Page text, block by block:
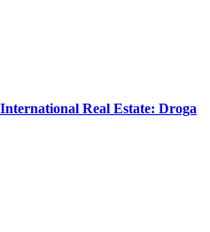
Real Estate: Droga